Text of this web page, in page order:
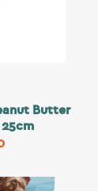
Butter
25cm